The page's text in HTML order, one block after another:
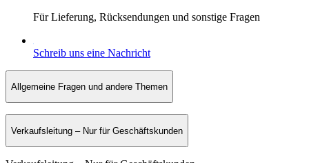
Für Lieferung, Rücksendungen und sonstige Fragen
Schreib uns eine Nachricht
Allgemeine Fragen und andere Themen
Verkaufsleitung – Nur für Geschäftskunden